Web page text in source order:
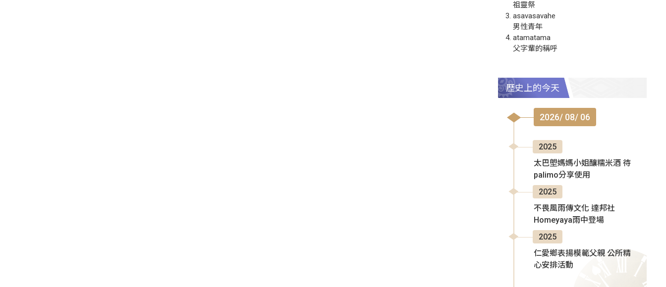
祖靈祭
asavasavahe
男性青年
atamatama
父字輩的稱呼
歷史上的今天
2026/ 08/ 06
2025
太巴塱媽媽小姐釀糯米酒 待
palimo分享使用
2025
不畏風雨傳文化 達邦社
Homeyaya雨中登場
2025
仁愛鄉表揚模範父親 公所精
心安排活動